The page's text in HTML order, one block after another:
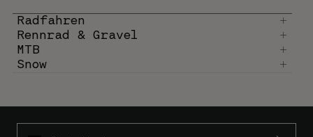
Radfahren
Rennrad & Gravel
MTB
Snow